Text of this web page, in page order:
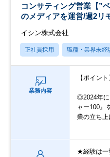
コンサティング営業【”
のメディアを運営/週2リ
イシン株式会社
正社員採用 職種・業界未経
業務内容
【ポイント
◎2024年に
ャー100』
業の立ち上
★経験は一